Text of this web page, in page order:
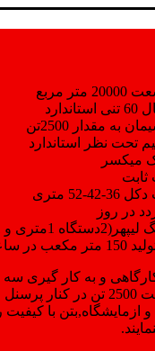
مربع
به مقدار 2500تن
تحت نظر استاندارد
در روز
در ساعت)
و به کار گیری سه
بچینگ پلانت با ظرفیت 2500 تن
ازمایشگاه,بتن با کیفیت